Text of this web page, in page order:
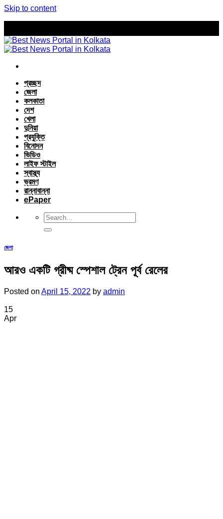
Skip to content
প্রচ্ছদ
জেলা
কলকাতা
দেশ
খেলা
দুনিয়া
প্রযুক্তি
বিনোদন
ভিডিও
লাইফ স্টাইল
স্বাস্থ্য
ভ্রমণ
রান্নাবান্না
ePaper
জেলা
আরও একটি গ্রীষ্ম স্পেশাল ট্রেন পূর্ব রেলের
Posted on April 15, 2022 by admin
15
Apr